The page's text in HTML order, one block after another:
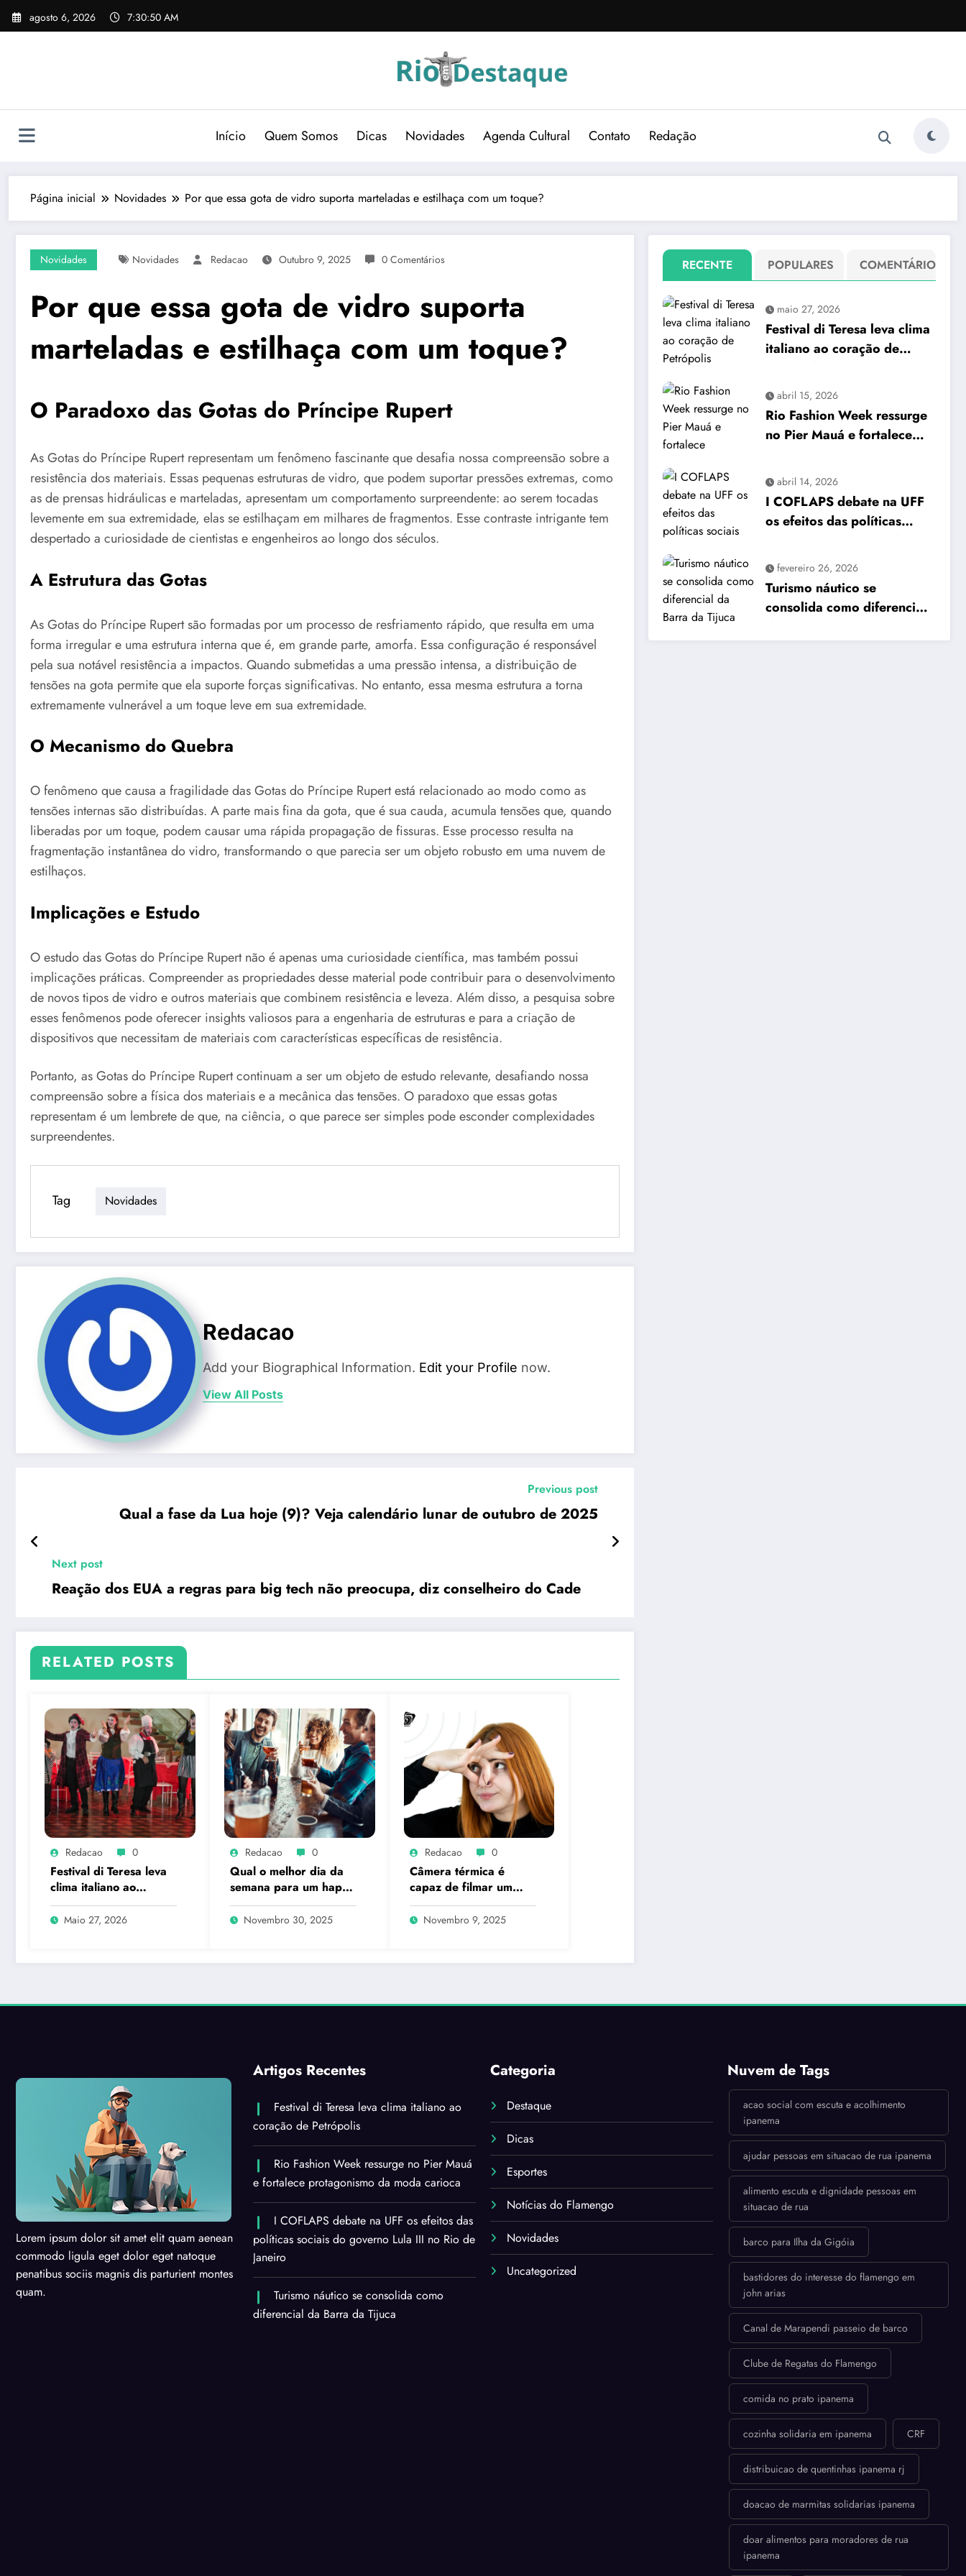
Pular
para
agosto 6, 2026 7:30:51 AM
Início Quem Somos Dicas Novidades Agenda Cultural Contato Redação
Página inicial Novidades Por que essa gota de vidro suporta marteladas e estilhaça com um toque?
Novidades Novidades Redacao Outubro 9, 2025 0 Comentários
Por que essa gota de vidro suporta
marteladas e estilhaça com um toque?
O Paradoxo das Gotas do Príncipe Rupert
As Gotas do Príncipe Rupert representam um fenômeno fascinante que desafia nossa compreensão sobre a
resistência dos materiais. Essas pequenas estruturas de vidro, que podem suportar pressões extremas, como
as de prensas hidráulicas e marteladas, apresentam um comportamento surpreendente: ao serem tocadas
levemente em sua extremidade, elas se estilhaçam em milhares de fragmentos. Esse contraste intrigante tem
despertado a curiosidade de cientistas e engenheiros ao longo dos séculos.
A Estrutura das Gotas
As Gotas do Príncipe Rupert são formadas por um processo de resfriamento rápido, que resulta em uma
forma irregular e uma estrutura interna que é, em grande parte, amorfa. Essa configuração é responsável
pela sua notável resistência a impactos. Quando submetidas a uma pressão intensa, a distribuição de
tensões na gota permite que ela suporte forças significativas. No entanto, essa mesma estrutura a torna
extremamente vulnerável a um toque leve em sua extremidade.
O Mecanismo do Quebra
O fenômeno que causa a fragilidade das Gotas do Príncipe Rupert está relacionado ao modo como as
tensões internas são distribuídas. A parte mais fina da gota, que é sua cauda, acumula tensões que, quando
liberadas por um toque, podem causar uma rápida propagação de fissuras. Esse processo resulta na
fragmentação instantânea do vidro, transformando o que parecia ser um objeto robusto em uma nuvem de
estilhaços.
Implicações e Estudo
O estudo das Gotas do Príncipe Rupert não é apenas uma curiosidade científica, mas também possui
implicações práticas. Compreender as propriedades desse material pode contribuir para o desenvolvimento
de novos tipos de vidro e outros materiais que combinem resistência e leveza. Além disso, a pesquisa sobre
esses fenômenos pode oferecer insights valiosos para a engenharia de estruturas e para a criação de
dispositivos que necessitam de materiais com características específicas de resistência.
Portanto, as Gotas do Príncipe Rupert continuam a ser um objeto de estudo relevante, desafiando nossa
compreensão sobre a física dos materiais e a mecânica das tensões. O paradoxo que essas gotas
representam é um lembrete de que, na ciência, o que parece ser simples pode esconder complexidades
surpreendentes.
Tag Novidades
Redacao
Add your Biographical Information. Edit your Profile now.
View All Posts
Previous post
Qual a fase da Lua hoje (9)? Veja calendário lunar de outubro de 2025
Next post
Reação dos EUA a regras para big tech não preocupa, diz conselheiro do Cade
RELATED POSTS
Redacao 0
Festival di Teresa leva
clima italiano ao
coração de Petrópolis
Maio 27, 2026
Redacao 0
Qual o melhor dia da
semana para um happy
hour?
Novembro 30, 2025
Redacao 0
Câmera térmica é
capaz de filmar um
pum? A ciência explica
o que é real
Novembro 9, 2025
RECENTE POPULARES COMENTÁRIO
maio 27, 2026
Festival di Teresa leva clima
italiano ao coração de
abril 15, 2026
Rio Fashion Week ressurge
no Pier Mauá e fortalece
carioca
abril 14, 2026
I COFLAPS debate na UFF
os efeitos das políticas
no Rio de Janeiro
fevereiro 26, 2026
Turismo náutico se
consolida como diferencial
Lorem ipsum dolor sit amet elit quam aenean
commodo ligula eget dolor eget natoque
penatibus sociis magnis dis parturient montes
quam.
Artigos Recentes
Festival di Teresa leva clima italiano ao
coração de Petrópolis
Rio Fashion Week ressurge no Pier Mauá
e fortalece protagonismo da moda carioca
I COFLAPS debate na UFF os efeitos das
políticas sociais do governo Lula III no Rio de
Janeiro
Turismo náutico se consolida como
diferencial da Barra da Tijuca
Categoria
Destaque
Dicas
Esportes
Notícias do Flamengo
Novidades
Uncategorized
Nuvem de Tags
acao social com escuta e acolhimento
ipanema
ajudar pessoas em situacao de rua ipanema
alimento escuta e dignidade pessoas em
situacao de rua
barco para Ilha da Gigóia
bastidores do interesse do flamengo em
john arias
Canal de Marapendi passeio de barco
Clube de Regatas do Flamengo
comida no prato ipanema
cozinha solidaria em ipanema CRF
distribuicao de quentinhas ipanema rj
doacao de marmitas solidarias ipanema
doar alimentos para moradores de rua
ipanema